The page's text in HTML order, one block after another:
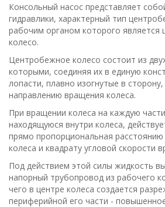
Консольный насос представляет
гидравлики, характерный тип
рабочим органом которого является
колесо.
Центробежное колесо состоит из
которыми, соединяя их в единую
лопасти, плавно изогнутые в
направлению вращения колеса.
При вращении колеса на каждую
находящуюся внутри колеса,
прямо пропорциональная
колеса и квадрату угловой скорости
Под действием этой силы жидкость
напорный трубопровод из рабочего
чего в центре колеса создается
периферийной его части -